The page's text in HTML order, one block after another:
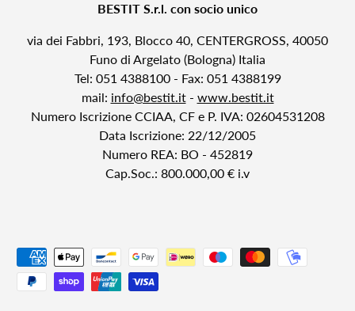
BESTIT S.r.l. con socio unico
via dei Fabbri, 193, Blocco 40, CENTERGROSS, 40050
Funo di Argelato (Bologna) Italia
Tel: 051 4388100 - Fax: 051 4388199
mail: info@bestit.it- www.bestit.it
Numero Iscrizione CCIAA, CF e P. IVA: 02604531208
Data Iscrizione: 22/12/2005
Numero REA: BO - 452819
Cap.Soc.: 800.000,00 € i.v
Metodi di pagamento accettati